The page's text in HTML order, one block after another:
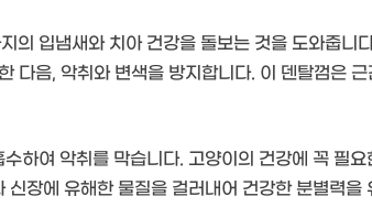
의 입냄새와 치아 건강을 돌보는 것을 도와줍니
다음, 악취와 변색을 방지합니다. 이 덴탈껌은
하여 악취를 막습니다. 고양이의 건강에 꼭 필
신장에 유해한 물질을 걸러내어 건강한 분별력을